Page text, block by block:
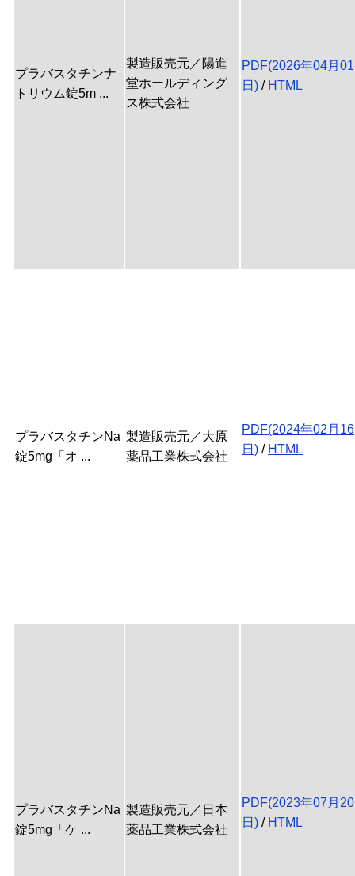
プラバスタチンナ
トリウム錠5m ...
製造販売元／陽進
堂ホールディング
ス株式会社
PDF(2026年04月01
日) / HTML
プラバスタチンNa
錠5mg「オ ...
製造販売元／大原
薬品工業株式会社
PDF(2024年02月16
日) / HTML
プラバスタチンNa
錠5mg「ケ ...
製造販売元／日本
薬品工業株式会社
PDF(2023年07月20
日) / HTML